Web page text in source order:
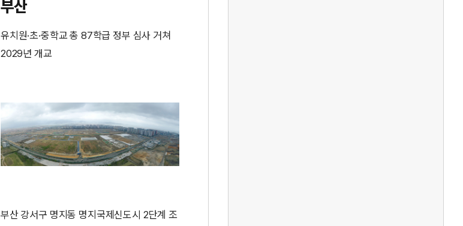
부산
유치원·초·중학교 총 87학급 정부 심사 거쳐
2029년 개교
부산 강서구 명지동 명지국제신도시 2단계 조